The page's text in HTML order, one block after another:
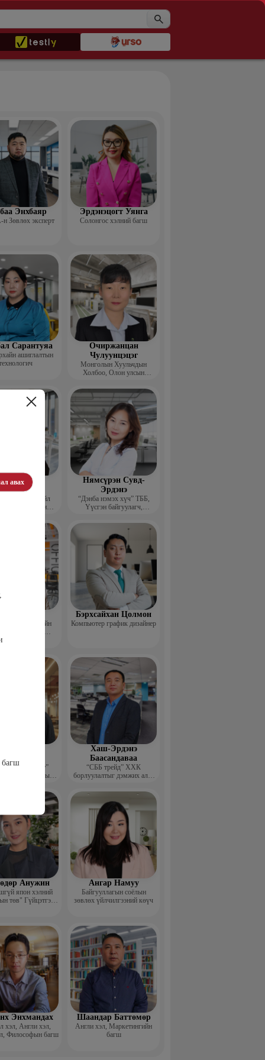
авах
багш
Энхбаяр
Зөвлөх эксперт
Эрдэнэцогт Уянга
Солонгос хэлний багш
Сарантуяа
ашиглалтын
Очиржанцан
Чулуунцэцэг
Монголын Хуульчдын
Холбоо, Олон улсын
group” Үйл
хариуцсан
Нямсүрэн Сувд-
Эрдэнэ
“Дэнба нэмэх хүч” ТББ,
Үүсгэн байгуулагч,
Хөдөө Аж Ахуйн
-Үүсгэн
Бэрхсайхан Цолмон
Компьютер график дизайнер
хөгжүүлэлт”
бус байгууллагын
захирал
Хаш-Эрдэнэ
Баасандаваа
“СББ трейд” ХХК
борлуулалтыг дэмжих алба
Анужин
япон хэлний
төв" Гүйцэтгэх
Ангар Намуу
Байгууллагын соёлын
зөвлөх үйлчилгээний көүч
Энхмандах
хэл, Англи хэл,
Философын багш
Шаандар Баттөмөр
Англи хэл, Маркетингийн
багш